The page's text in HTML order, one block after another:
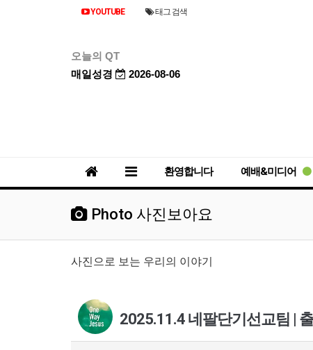
YOUTUBE 태그 검색
오늘의 QT
매일성경
2026-08-06
환영합니다 예배&미디어
Photo 사진보아요
사진으로 보는 우리의 이야기
2025.11.4 네팔단기선교팀 |